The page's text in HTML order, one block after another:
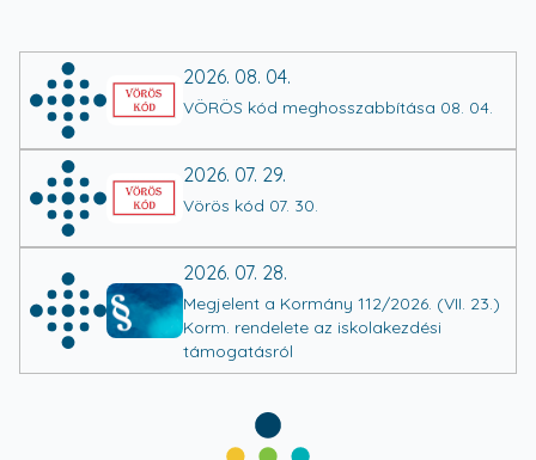
2026. 08. 04.
VÖRÖS kód meghosszabbítása 08. 04.
2026. 07. 29.
Vörös kód 07. 30.
2026. 07. 28.
Megjelent a Kormány 112/2026. (VII. 23.)
Korm. rendelete az iskolakezdési
támogatásról